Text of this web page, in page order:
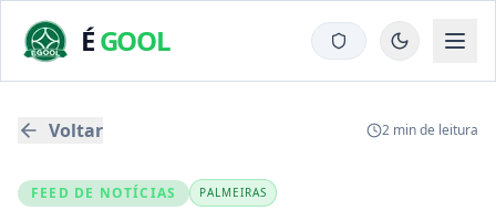
ÉGOOL
Voltar 2 min de leitura
FEED DE NOTÍCIAS PALMEIRAS